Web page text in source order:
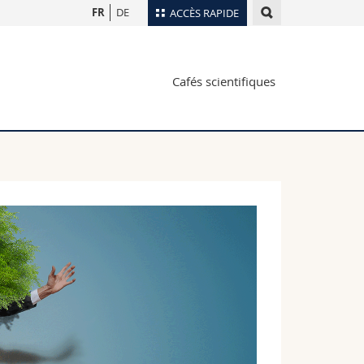
ACCÈS RAPIDE
Plan d'accès
Webmail
FR DE
Cafés scientifiques